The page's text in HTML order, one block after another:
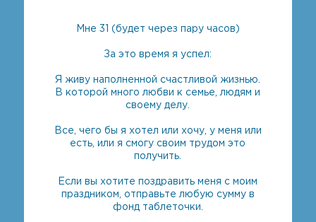
Мне 31 (будет через пару часов)
За это время я успел:
Я живу наполненной счастливой жизнью.
В которой много любви к семье, людям и
своему делу.
Все, чего бы я хотел или хочу, у меня или
есть, или я смогу своим трудом это
получить.
Если вы хотите поздравить меня с моим
праздником, отправьте любую сумму в
фонд таблеточки.